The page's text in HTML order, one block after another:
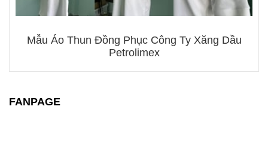
Mẫu Áo Thun Đồng Phục Công Ty Xăng Dầu
Petrolimex
FANPAGE